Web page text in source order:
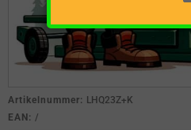
Artikelnummer: LHQ23Z+K
EAN: /